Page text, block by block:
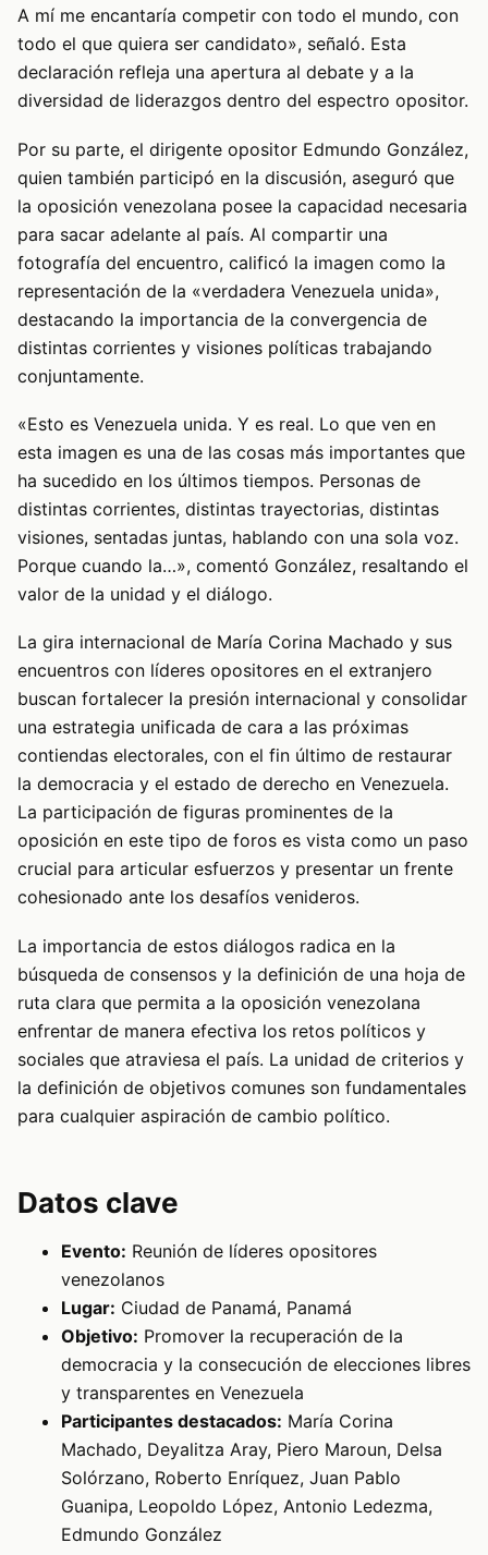
A mí me encantaría competir con todo el mundo, con
todo el que quiera ser candidato», señaló. Esta
declaración refleja una apertura al debate y a la
diversidad de liderazgos dentro del espectro opositor.
Por su parte, el dirigente opositor Edmundo González,
quien también participó en la discusión, aseguró que
la oposición venezolana posee la capacidad necesaria
para sacar adelante al país. Al compartir una
fotografía del encuentro, calificó la imagen como la
representación de la «verdadera Venezuela unida»,
destacando la importancia de la convergencia de
distintas corrientes y visiones políticas trabajando
conjuntamente.
«Esto es Venezuela unida. Y es real. Lo que ven en
esta imagen es una de las cosas más importantes que
ha sucedido en los últimos tiempos. Personas de
distintas corrientes, distintas trayectorias, distintas
visiones, sentadas juntas, hablando con una sola voz.
Porque cuando la…», comentó González, resaltando el
valor de la unidad y el diálogo.
La gira internacional de María Corina Machado y sus
encuentros con líderes opositores en el extranjero
buscan fortalecer la presión internacional y consolidar
una estrategia unificada de cara a las próximas
contiendas electorales, con el fin último de restaurar
la democracia y el estado de derecho en Venezuela.
La participación de figuras prominentes de la
oposición en este tipo de foros es vista como un paso
crucial para articular esfuerzos y presentar un frente
cohesionado ante los desafíos venideros.
La importancia de estos diálogos radica en la
búsqueda de consensos y la definición de una hoja de
ruta clara que permita a la oposición venezolana
enfrentar de manera efectiva los retos políticos y
sociales que atraviesa el país. La unidad de criterios y
la definición de objetivos comunes son fundamentales
para cualquier aspiración de cambio político.
Datos clave
Evento: Reunión de líderes opositores
venezolanos
Lugar: Ciudad de Panamá, Panamá
Objetivo: Promover la recuperación de la
democracia y la consecución de elecciones libres
y transparentes en Venezuela
Participantes destacados: María Corina
Machado, Deyalitza Aray, Piero Maroun, Delsa
Solórzano, Roberto Enríquez, Juan Pablo
Guanipa, Leopoldo López, Antonio Ledezma,
Edmundo González